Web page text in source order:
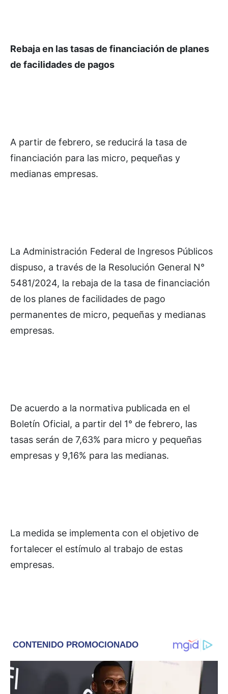
Rebaja en las tasas de financiación de planes
de facilidades de pagos
A partir de febrero, se reducirá la tasa de
financiación para las micro, pequeñas y
medianas empresas.
La Administración Federal de Ingresos Públicos
dispuso, a través de la Resolución General N°
5481/2024, la rebaja de la tasa de financiación
de los planes de facilidades de pago
permanentes de micro, pequeñas y medianas
empresas.
De acuerdo a la normativa publicada en el
Boletín Oficial, a partir del 1° de febrero, las
tasas serán de 7,63% para micro y pequeñas
empresas y 9,16% para las medianas.
La medida se implementa con el objetivo de
fortalecer el estímulo al trabajo de estas
empresas.